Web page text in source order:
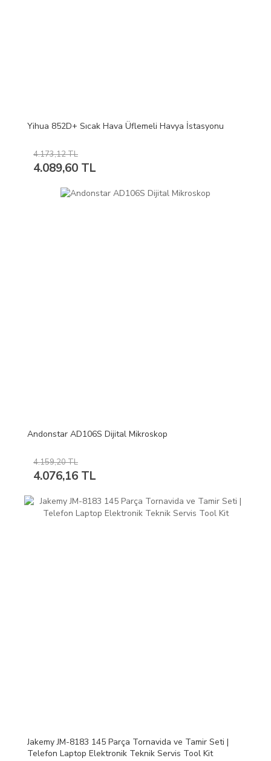
Yihua 852D+ Sıcak Hava Üflemeli Havya İstasyonu
4.173,12 TL
4.089,60 TL
Andonstar AD106S Dijital Mikroskop
4.159,20 TL
4.076,16 TL
Jakemy JM-8183 145 Parça Tornavida ve Tamir Seti |
Telefon Laptop Elektronik Teknik Servis Tool Kit